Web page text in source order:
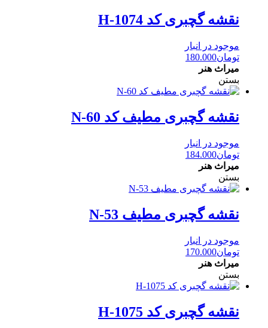
نقشه گچبری کد H-1074
موجود در انبار
تومان180.000
میراث هنر
بستن
نقشه گچبری مطیف کد N-60
موجود در انبار
تومان184.000
میراث هنر
بستن
نقشه گچبری مطیف N-53
موجود در انبار
تومان170.000
میراث هنر
بستن
نقشه گچبری کد H-1075